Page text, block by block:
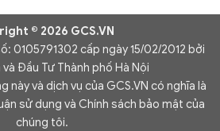
© 2026 GCS.VN
0105791302 cấp ngày 15/02/2012 bởi
và Đầu Tư Thành phố Hà Nội
này và dịch vụ của GCS.VN có nghĩa là
sử dụng và Chính sách bảo mật của
chúng tôi.